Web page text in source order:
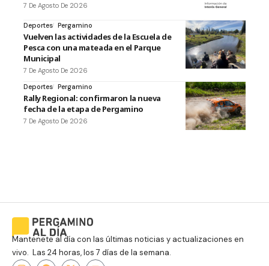
7 De Agosto De 2026
Deportes Pergamino
Vuelven las actividades de la Escuela de
Pesca con una mateada en el Parque
Municipal
7 De Agosto De 2026
Deportes Pergamino
Rally Regional: confirmaron la nueva
fecha de la etapa de Pergamino
7 De Agosto De 2026
Mantenete al día con las últimas noticias y actualizaciones en
vivo. Las 24 horas, los 7 días de la semana.